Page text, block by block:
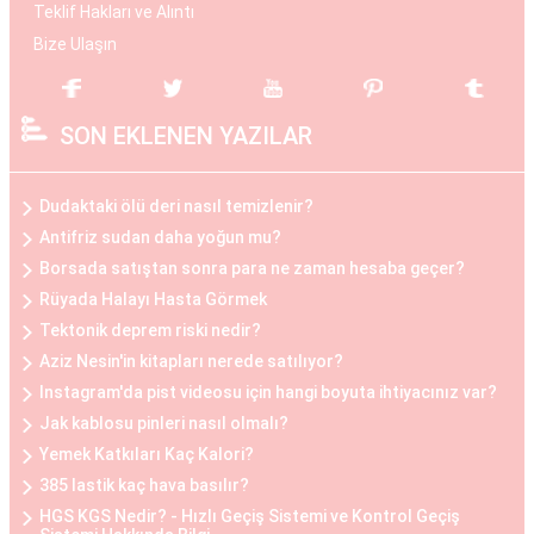
Operasyon, hasta ile cerrah arasında yapılan
detaylı bir değerlendirme sonucunda kişiye özel
çekici bir görünüm elde etmek isteyen kadınlar
arasında popülerdir.
Göğüs Küçültme Estetiği
Büyük göğüslerin neden olduğu fiziksel
rahatsızlıklar veya estetik kaygılar nedeniyle bazı
kadınlar, göğüs küçültme estetiğini tercih
edebilirler. Bu operasyon, göğüs dokusunun ve
yağın çıkarılması ile gerçekleştirilir. Göğüs
küçültme estetiği, sırt ve boyun ağrılarını
hafifletmek, postürü düzeltmek ve günlük yaşam
kalitesini artırmak isteyen kadınlar arasında
oldukça yaygındır.
Teklif Hakları ve Alıntı
Bize Ulaşın
SON EKLENEN YAZILAR
Dudaktaki ölü deri nasıl temizlenir?
Antifriz sudan daha yoğun mu?
Borsada satıştan sonra para ne zaman hesaba geçer?
Rüyada Halayı Hasta Görmek
Tektonik deprem riski nedir?
Aziz Nesin'in kitapları nerede satılıyor?
Instagram'da pist videosu için hangi boyuta ihtiyacınız var?
Jak kablosu pinleri nasıl olmalı?
Yemek Katkıları Kaç Kalori?
385 lastik kaç hava basılır?
HGS KGS Nedir? - Hızlı Geçiş Sistemi ve Kontrol Geçiş